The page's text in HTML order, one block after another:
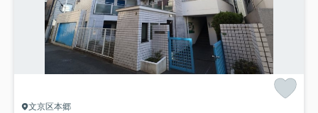
文京区本郷